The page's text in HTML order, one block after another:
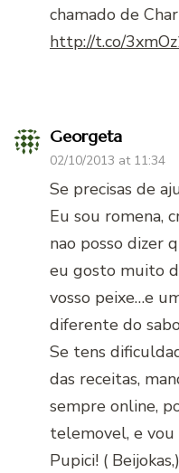
chamado de
http://t.co/
Georgeta
02/10/2013 at 11:34
Se precisas de
Eu sou romena,
nao posso dizer
eu gosto muito
vosso peixe…e
diferente do
Se tens
das receitas,
sempre online,
telemovel, e
Pupici! ( Beijokas,)